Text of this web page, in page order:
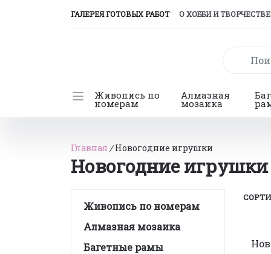
ГАЛЕРЕЯ ГОТОВЫХ РАБОТ(CURRENT)
О ХОББИ И ТВОРЧЕСТВЕ
Живопись по
номерам
Алмазная
мозаика
Главная /Новогодние игрушки
Новогодние игрушки
Живопись по номерам
Алмазная мозаика
Багетные рамы